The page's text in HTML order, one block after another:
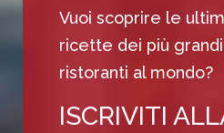
Vuoi scoprire le
ricette dei più
ristoranti al mondo?
ISCRIVITI